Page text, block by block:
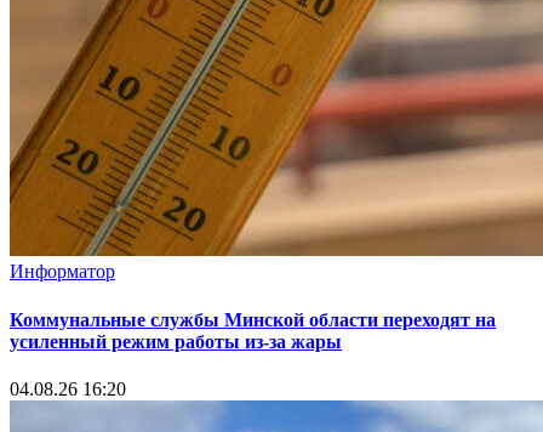
Информатор
Коммунальные службы Минской области переходят на
усиленный режим работы из-за жары
04.08.26 16:20